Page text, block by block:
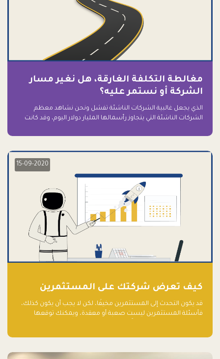
مغالطة التكلفة الغارقة، هل نغير مسار
الشركة أو نستمر عليه؟
الذي يجعل غالبية الشركات الناشئة تفشل ونحن نشاهد معظم
الشركات الناشئة التي يتجاوز رأسمالها المليار دولار اليوم، وقد كانت
15-09-2020
كيف تعرض شركتك على المستثمرين
قد يكون التحدث إلى المستثمرين مخيفًا، لكن لا يجب أن يكون كذلك،
فأسئلة المستثمرين ليست صعبة أو معقدة، ويمكنك توقعها